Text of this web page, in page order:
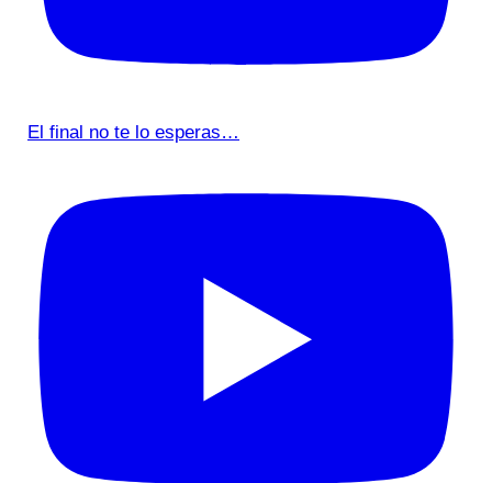
El final no te lo esperas…